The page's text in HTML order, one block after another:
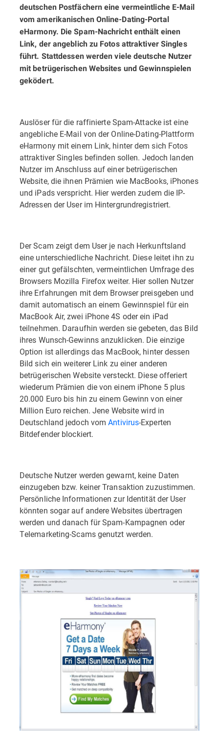
deutschen Postfächern eine vermeintliche E-Mail
vom amerikanischen Online-Dating-Portal
eHarmony. Die Spam-Nachricht enthält einen
Link, der angeblich zu Fotos attraktiver Singles
führt. Stattdessen werden viele deutsche Nutzer
mit betrügerischen Websites und Gewinnspielen
geködert.
Auslöser für die raffinierte Spam-Attacke ist eine
angebliche E-Mail von der Online-Dating-Plattform
eHarmony mit einem Link, hinter dem sich Fotos
attraktiver Singles befinden sollen. Jedoch landen
Nutzer im Anschluss auf einer betrügerischen
Website, die ihnen Prämien wie MacBooks, iPhones
und iPads verspricht. Hier werden zudem die IP-
Adressen der User im Hintergrundregistriert.
Der Scam zeigt dem User je nach Herkunftsland
eine unterschiedliche Nachricht. Diese leitet ihn zu
einer gut gefälschten, vermeintlichen Umfrage des
Browsers Mozilla Firefox weiter. Hier sollen Nutzer
ihre Erfahrungen mit dem Browser preisgeben und
damit automatisch an einem Gewinnspiel für ein
MacBook Air, zwei iPhone 4S oder ein iPad
teilnehmen. Daraufhin werden sie gebeten, das Bild
ihres Wunsch-Gewinns anzuklicken. Die einzige
Option ist allerdings das MacBook, hinter dessen
Bild sich ein weiterer Link zu einer anderen
betrügerischen Website versteckt. Diese offeriert
wiederum Prämien die von einem iPhone 5 plus
20.000 Euro bis hin zu einem Gewinn von einer
Million Euro reichen. Jene Website wird in
Deutschland jedoch vomAntivirus-Experten
Bitdefender blockiert.
Deutsche Nutzer werden gewarnt, keine Daten
einzugeben bzw. keiner Transaktion zuzustimmen.
Persönliche Informationen zur Identität der User
könnten sogar auf andere Websites übertragen
werden und danach für Spam-Kampagnen oder
Telemarketing-Scams genutzt werden.